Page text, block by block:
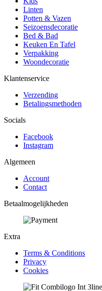
Linten
Potten & Vazen
Seizoensdecoratie
Bed & Bad
Keuken En Tafel
Verpakking
Woondecoratie
Klantenservice
Verzending
Betalingsmethoden
Socials
Facebook
Instagram
Algemeen
Account
Contact
Betaalmogelijkheden
Extra
Terms & Conditions
Privacy
Cookies